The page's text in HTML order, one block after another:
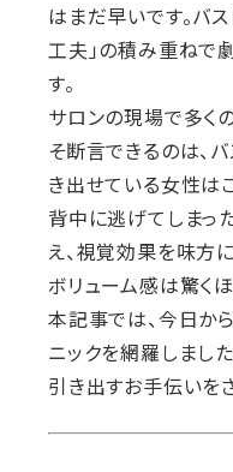
はまだ早いです。バ
工夫」の積み重ねで
す。
サロンの現場で多く
そ断言できるのは、
き出せている女性は
背中に逃げてしまっ
え、視覚効果を味方
ボリューム感は驚く
本記事では、今日か
ニックを網羅しまし
引き出すお手伝いを